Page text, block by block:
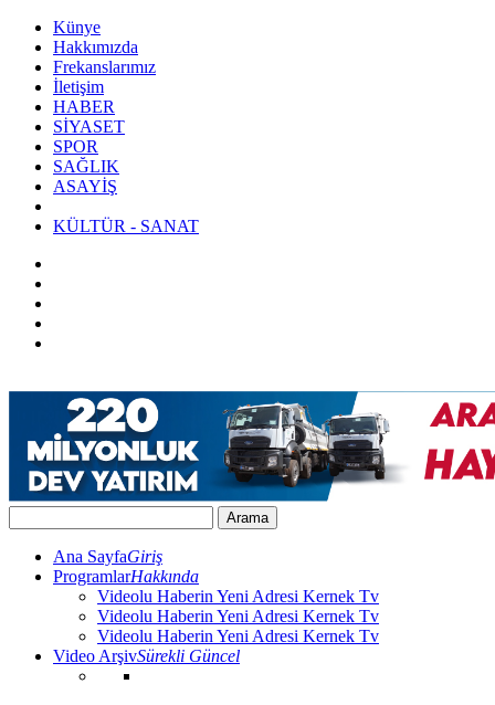
Künye
Hakkımızda
Frekanslarımız
İletişim
HABER
SİYASET
SPOR
SAĞLIK
ASAYİŞ
KÜLTÜR - SANAT
Ana SayfaGiriş
ProgramlarHakkında
Videolu Haberin Yeni Adresi Kernek Tv
Videolu Haberin Yeni Adresi Kernek Tv
Videolu Haberin Yeni Adresi Kernek Tv
Video ArşivSürekli Güncel